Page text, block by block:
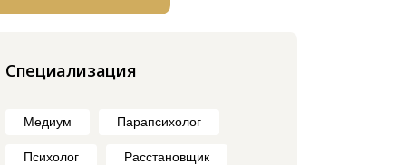
Специализация
Медиум Парапсихолог
Психолог Расстановщик